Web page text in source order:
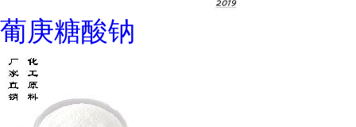
葡庚糖酸钠